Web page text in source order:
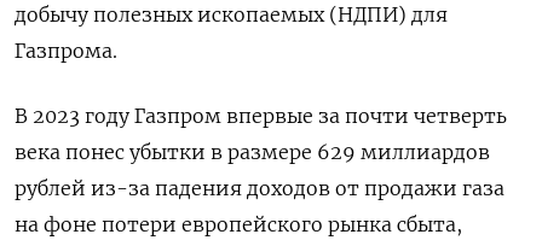
добычу полезных ископаемых (НДПИ) для
Газпрома.
В 2023 году Газпром впервые за почти четверть
века понес убытки в размере 629 миллиардов
рублей из-за падения доходов от продажи газа
на фоне потери европейского рынка сбыта,